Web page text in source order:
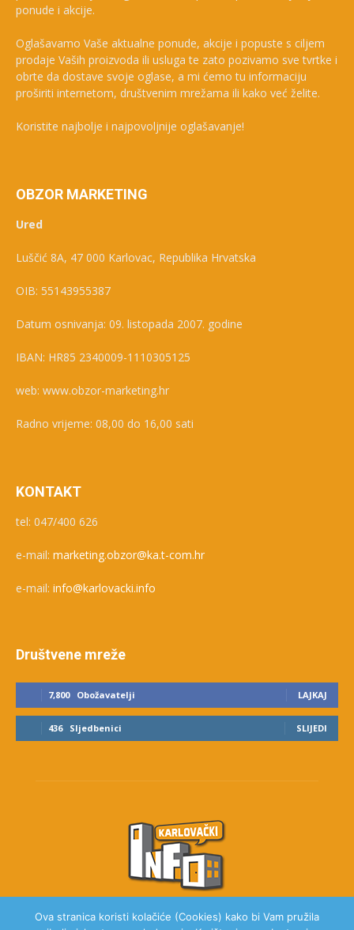
ponude i akcije.
Oglašavamo Vaše aktualne ponude, akcije i popuste s ciljem
prodaje Vaših proizvoda ili usluga te zato pozivamo sve tvrtke i
obrte da dostave svoje oglase, a mi ćemo tu informaciju
proširiti internetom, društvenim mrežama ili kako već želite.
Koristite najbolje i najpovoljnije oglašavanje!
OBZOR MARKETING
Ured
Luščić 8A, 47 000 Karlovac, Republika Hrvatska
OIB: 55143955387
Datum osnivanja: 09. listopada 2007. godine
IBAN: HR85 2340009-1110305125
web: www.obzor-marketing.hr
Radno vrijeme: 08,00 do 16,00 sati
KONTAKT
tel: 047/400 626
e-mail: marketing.obzor@ka.t-com.hr
e-mail: info@karlovacki.info
Društvene mreže
7,800 Obožavatelji LAJKAJ
436 Sljedbenici SLIJEDI
Ova stranica koristi kolačiće (Cookies) kako bi Vam pružila